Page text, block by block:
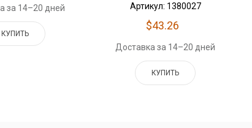
за 14–20 дней
КУПИТЬ
Артикул: 1380027
$43.26
Доставка за 14–20 дней
КУПИТЬ